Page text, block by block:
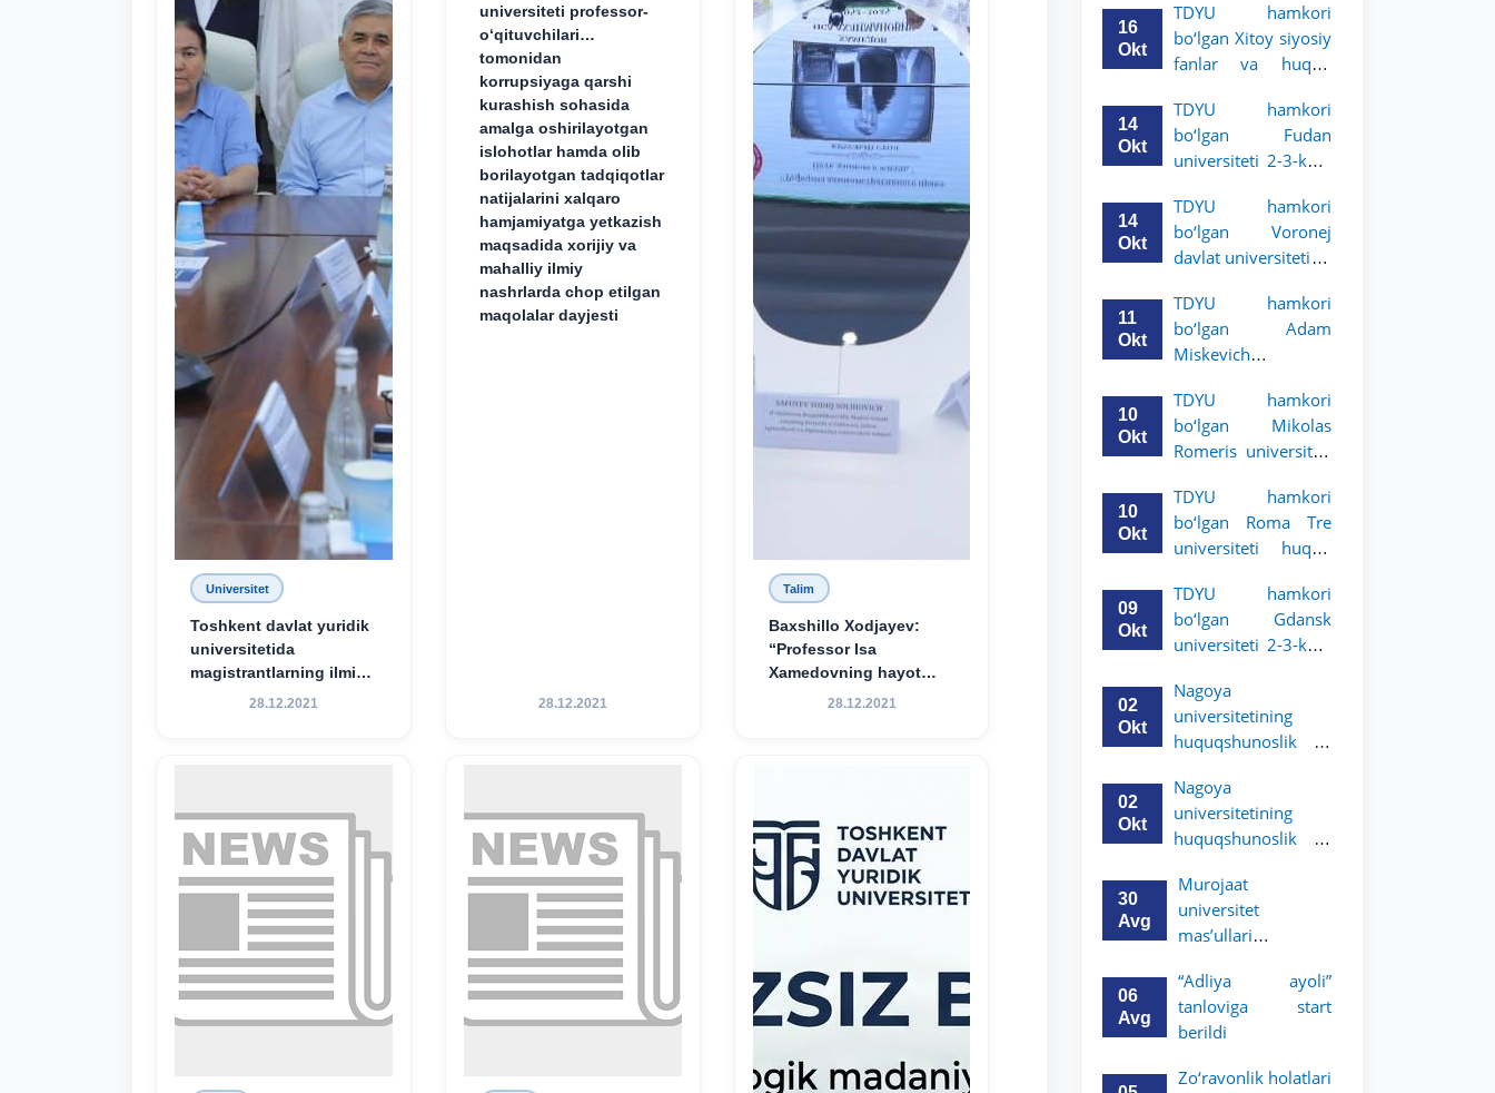
Universitet
Toshkent davlat yuridik
universitetida
magistrantlarning ilmiy-
amaliy konferensiyasi
28.12.2021
universiteti professor-
o‘qituvchilari
tomonidan
korrupsiyaga qarshi
kurashish sohasida
amalga oshirilayotgan
islohotlar hamda olib
borilayotgan tadqiqotlar
natijalarini xalqaro
hamjamiyatga yetkazish
maqsadida xorijiy va
mahalliy ilmiy
nashrlarda chop etilgan
maqolalar dayjesti
28.12.2021
Talim
Baxshillo Xodjayev:
“Professor Isa
Xamedovning hayot
yo‘li — ilm-fanga,
28.12.2021
akademik mobillik
dasturini e’lon qildi
16
Okt
TDYU hamkori
bo‘lgan Xitoy siyosiy
fanlar va huquq
talabalari uchun
akademik mobillik
dasturini e’lon qildi
14
Okt
TDYU hamkori
bo‘lgan Fudan
universiteti 2-3-kurs
akademik mobillik
dasturini e’lon qildi
14
Okt
TDYU hamkori
bo‘lgan Voronej
davlat universiteti 2-
uchun akademik
mobillik dasturini
e’lon qildi
11
Okt
TDYU hamkori
bo‘lgan Adam
Miskevich
bosqich talabalari
uchun akademik
mobillik dasturini
10
Okt
TDYU hamkori
bo‘lgan Mikolas
Romeris universiteti
uchun akademik
mobillik dasturini
e’lon qildi
10
Okt
TDYU hamkori
bo‘lgan Roma Tre
universiteti huquq
talabalari uchun
akademik mobillik
dasturini e’lon qildi
09
Okt
TDYU hamkori
bo‘lgan Gdansk
universiteti 2-3-kurs
akademik mobillik
dasturini e’lon qildi
02
Okt
Nagoya
universitetining
huquqshunoslik va
boʻyicha
magistratura dasturi
stipendiyasiga
qilish boshlandi
02
Okt
Nagoya
universitetining
huquqshunoslik va
boʻyicha
magistratura dasturi
stipendiyasiga
qilish boshlandi
30
Avg
Murojaat
universitet
mas’ullari
chiqilmoqda
06
Avg
“Adliya ayoli”
tanloviga start
berildi
Zo‘ravonlik holatlari